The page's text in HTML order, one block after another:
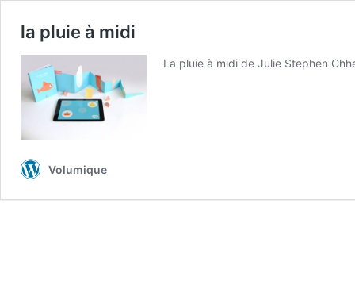
la pluie à midi
La pluie à midi de Julie Stephen
Volumique